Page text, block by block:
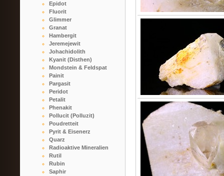
Epidot
Fluorit
Glimmer
Granat
Hambergit
Jeremejewit
Johachidolith
Kyanit (Disthen)
Mondstein & Feldspat
Painit
Pargasit
Peridot
Petalit
Phenakit
Pollucit (Polluzit)
Poudretteit
Pyrit & Eisenerz
Quarz
Radioaktive Mineralien
Rutil
Rubin
Saphir